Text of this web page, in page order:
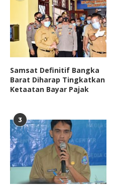
Samsat Definitif Bangka
Barat Diharap Tingkatkan
Ketaatan Bayar Pajak
3